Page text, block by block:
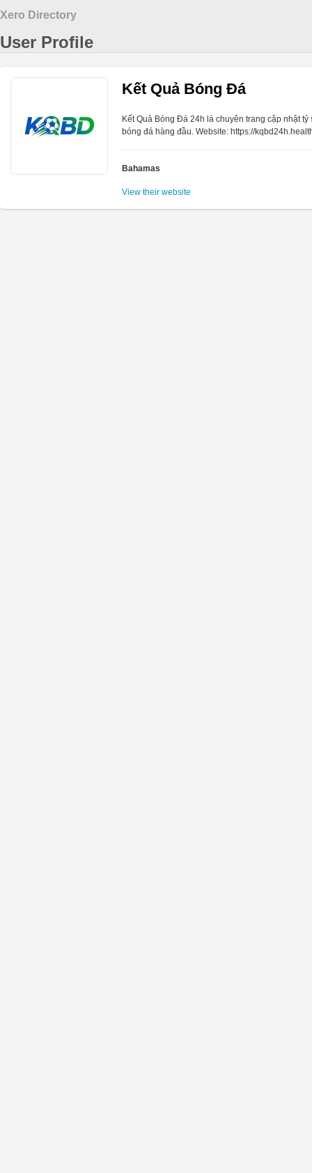
Xero Directory
User Profile
Kết Quả Bóng Đá
Kết Quả Bóng Đá 24h là chuyên trang cập nhật
bóng đá hàng đầu. Website: https://
Bahamas
View their website